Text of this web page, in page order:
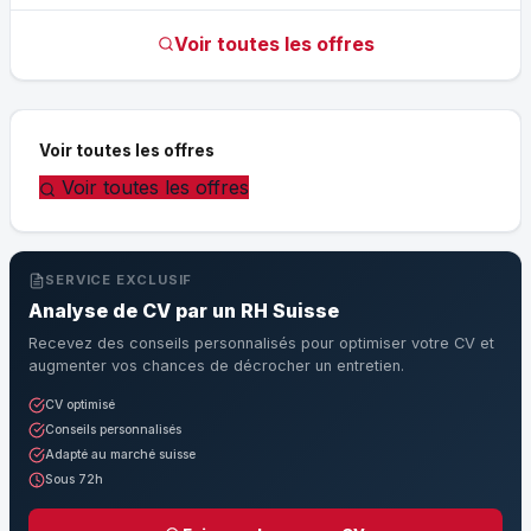
Voir toutes les offres
Voir toutes les offres
Voir toutes les offres
SERVICE EXCLUSIF
Analyse de CV par un RH Suisse
Recevez des conseils personnalisés pour optimiser votre CV et
augmenter vos chances de décrocher un entretien.
CV optimisé
Conseils personnalisés
Adapté au marché suisse
Sous 72h